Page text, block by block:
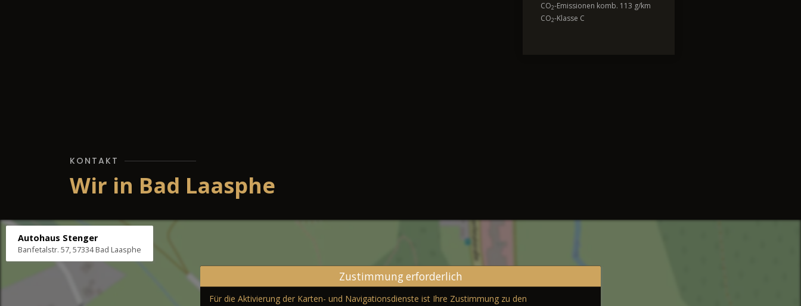
CO2-Emissionen komb. 113 g/km
CO2-Klasse C
KONTAKT
Wir in Bad Laasphe
Autohaus Stenger
Banfetalstr. 57, 57334 Bad Laasphe
Zustimmung erforderlich
Für die Aktivierung der Karten- und Navigationsdienste ist Ihre Zustimmung zu den